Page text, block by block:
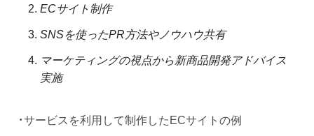
ECサイト制作
SNSを使ったPR方法やノウハウ共有
マーケティングの視点から新商品開発アドバイス
実施
・サービスを利用して制作したECサイトの例